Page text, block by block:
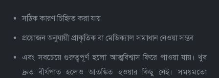
সঠিক কারণ চিহ্নিত করা যায়
প্রয়োজন অনুযায়ী প্রাকৃতিক বা মেডিক্যাল সমাধান নেওয়া সম্ভব
এবং সবচেয়ে গুরুত্বপূর্ণ হলো আত্মবিশ্বাস ফিরে পাওয়া যায়। খুব
দ্রুত বীর্যপাত হলেও আতঙ্কিত হওয়ার কিছু নেই। সময়মতো